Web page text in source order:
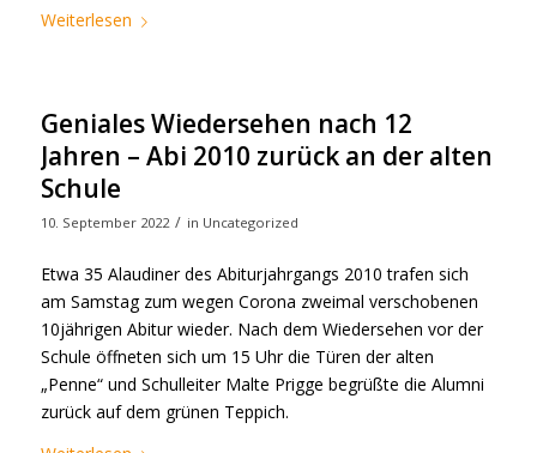
Weiterlesen
Geniales Wiedersehen nach 12
Jahren – Abi 2010 zurück an der alten
Schule
10. September 2022 / in Uncategorized
Etwa 35 Alaudiner des Abiturjahrgangs 2010 trafen sich
am Samstag zum wegen Corona zweimal verschobenen
10jährigen Abitur wieder. Nach dem Wiedersehen vor der
Schule öffneten sich um 15 Uhr die Türen der alten
„Penne“ und Schulleiter Malte Prigge begrüßte die Alumni
zurück auf dem grünen Teppich.